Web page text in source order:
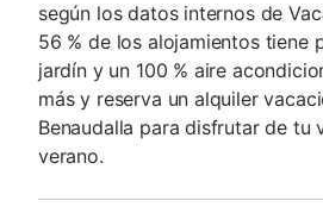
según los datos internos de
56 % de los alojamientos tiene
jardín y un 100 % aire
más y reserva un alquiler
Benaudalla para disfrutar de tu
verano.